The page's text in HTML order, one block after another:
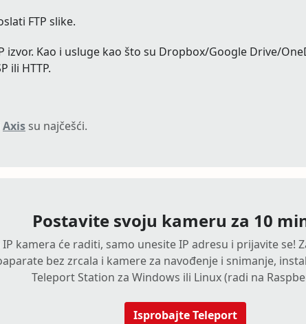
FTP slike.
izvor. Kao i usluge kao što su Dropbox/Google Drive/
ili HTTP.
Axis su najčešći.
Postavite svoju kameru za 10
kamera će raditi, samo unesite IP adresu i prijavite se!
bez zrcala i kamere za navođenje i snimanje,
Teleport Station za Windows ili Linux (radi na
Isprobajte Teleport